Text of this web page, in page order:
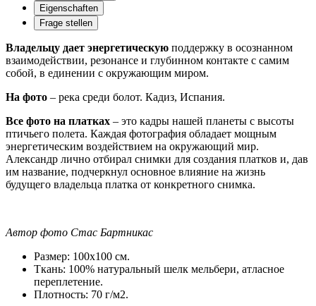
Eigenschaften
Frage stellen
Владельцу дает энергетическую поддержку в осознанном
взаимодействии, резонансе и глубинном контакте с самим
собой, в единении с окружающим миром.
На фото – река среди болот. Кадиз, Испания.
Все фото на платках – это кадры нашей планеты с высоты
птичьего полета. Каждая фотография обладает мощным
энергетическим воздействием на окружающий мир.
Александр лично отбирал снимки для создания платков и, дав
им название, подчеркнул основное влияние на жизнь
будущего владельца платка от конкретного снимка.
Автор фото Стас Бартникас
Размер: 100х100 см.
Ткань: 100% натуральный шелк мельбери, атласное
переплетение.
Плотность: 70 г/м2.